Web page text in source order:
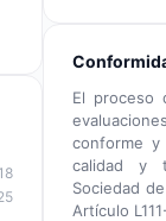
El proceso
conforme y
calidad y
Sociedad
Artículo